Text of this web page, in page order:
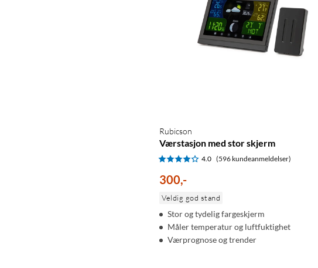
Rubicson
Værstasjon med stor skjerm
4.0 (596 kundeanmeldelser)
300,-
Veldig god stand
Stor og tydelig fargeskjerm
Måler temperatur og luftfuktighet
Værprognose og trender